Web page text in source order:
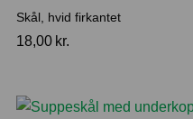
Skål, hvid firkantet
18,00 kr.